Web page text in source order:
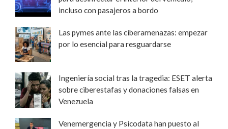
incluso con pasajeros a bordo
Las pymes ante las ciberamenazas: empezar
por lo esencial para resguardarse
Ingeniería social tras la tragedia: ESET alerta
sobre ciberestafas y donaciones falsas en
Venezuela
Venemergencia y Psicodata han puesto al